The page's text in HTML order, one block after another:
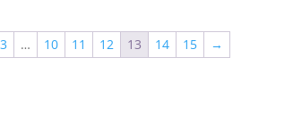
3 … 10 11 12 13 14 15 →